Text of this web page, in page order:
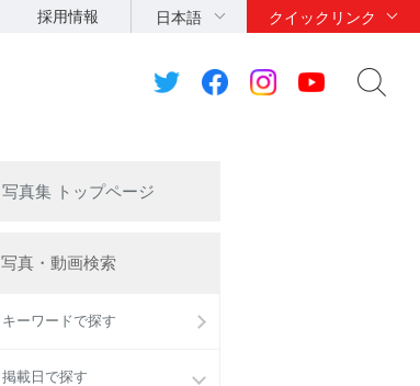
採用情報 日本語 クイックリンク
写真集 トップページ
写真・動画検索
キーワードで探す
掲載日で探す